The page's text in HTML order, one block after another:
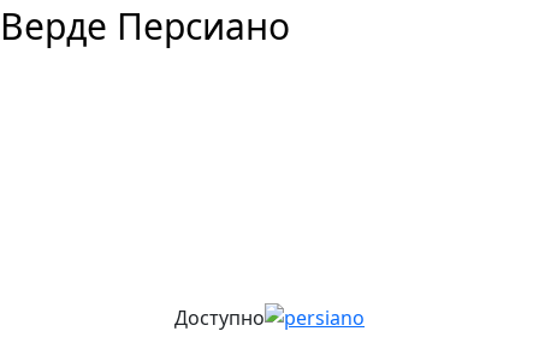
Верде Персиано
Доступно